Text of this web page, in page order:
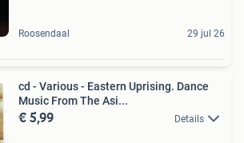
Roosendaal 29 jul 26
cd - Various - Eastern Uprising. Dance
Music From The Asi...
€ 5,99 Details